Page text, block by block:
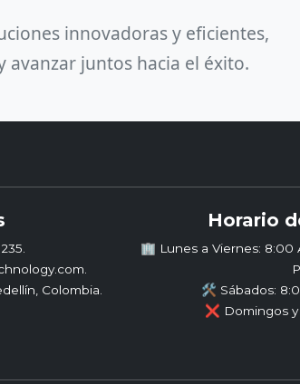
innovadoras y eficientes,
avanzar juntos hacia el éxito.
Colombia.
Horario
🏢 Lunes a Viernes: 8:00
🛠️ Sábados:
❌ Domingos y